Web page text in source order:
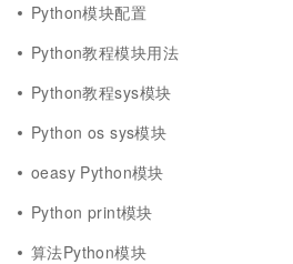
Python模块配置
Python教程模块用法
Python教程sys模块
Python os sys模块
oeasy Python模块
Python print模块
算法Python模块